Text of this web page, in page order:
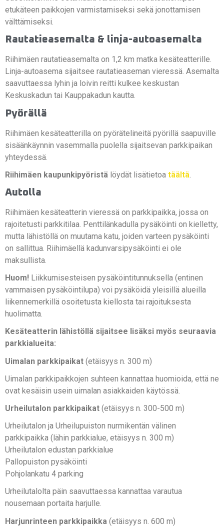
etukäteen paikkojen varmistamiseksi sekä jonottamisen
välttämiseksi.
Rautatieasemalta & linja-autoasemalta
Riihimäen rautatieasemalta on 1,2 km matka kesäteatterille.
Linja-autoasema sijaitsee rautatieaseman vieressä. Asemalta
saavuttaessa lyhin ja loivin reitti kulkee keskustan
Keskuskadun tai Kauppakadun kautta.
Pyörällä
Riihimäen kesäteatterilla on pyörätelineitä pyörillä saapuville
sisäänkäynnin vasemmalla puolella sijaitsevan parkkipaikan
yhteydessä.
Riihimäen kaupunkipyöristä löydät lisätietoa täältä.
Autolla
Riihimäen kesäteatterin vieressä on parkkipaikka, jossa on
rajoitetusti parkkitilaa. Penttilänkadulla pysäköinti on kielletty,
mutta lähistöllä on muutama katu, joiden varteen pysäköinti
on sallittua. Riihimäellä kadunvarsipysäköinti ei ole
maksullista.
Huom! Liikkumisesteisen pysäköintitunnuksella (entinen
vammaisen pysäköintilupa) voi pysäköidä yleisillä alueilla
liikennemerkillä osoitetusta kiellosta tai rajoituksesta
huolimatta.
Kesäteatterin lähistöllä sijaitsee lisäksi myös seuraavia
parkkialueita:
Uimalan parkkipaikat (etäisyys n. 300 m)
Uimalan parkkipaikkojen suhteen kannattaa huomioida, että ne
ovat kesäisin usein uimalan asiakkaiden käytössä.
Urheilutalon parkkipaikat (etäisyys n. 300-500 m)
Urheilutalon ja Urheilupuiston nurmikentän välinen
parkkipaikka (lähin parkkialue, etäisyys n. 300 m)
Urheilutalon edustan parkkialue
Pallopuiston pysäköinti
Pohjolankatu 4 parking
Urheilutalolta päin saavuttaessa kannattaa varautua
nousemaan portaita harjulle.
Harjunrinteen parkkipaikka (etäisyys n. 600 m)